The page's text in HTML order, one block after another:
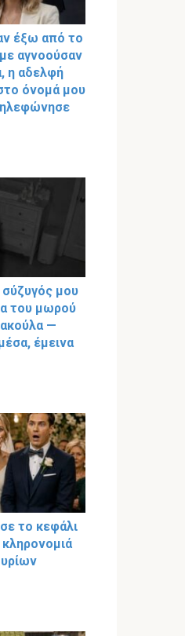
έξω από το
αγνοούσαν
η αδελφή
όνομά μου
μου
του μωρού
—
έμεινα
το κεφάλι